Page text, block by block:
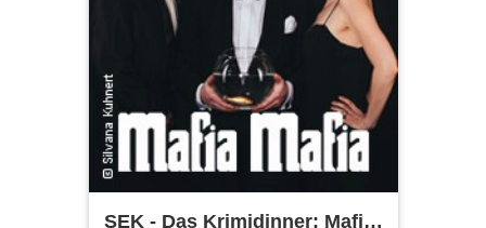
SEK - Das Krimidinner: Mafia